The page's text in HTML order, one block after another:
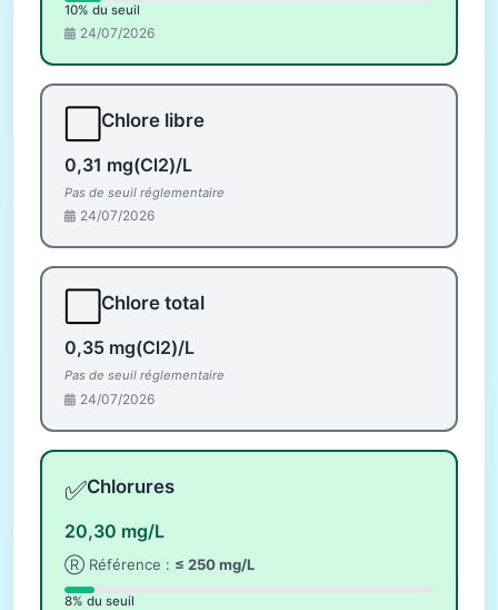
10% du seuil
24/07/2026
Chlore libre
0,31 mg(Cl2)/L
Pas de seuil réglementaire
24/07/2026
Chlore total
0,35 mg(Cl2)/L
Pas de seuil réglementaire
24/07/2026
✅Chlorures
20,30 mg/L
Ⓡ Référence : ≤ 250 mg/L
8% du seuil